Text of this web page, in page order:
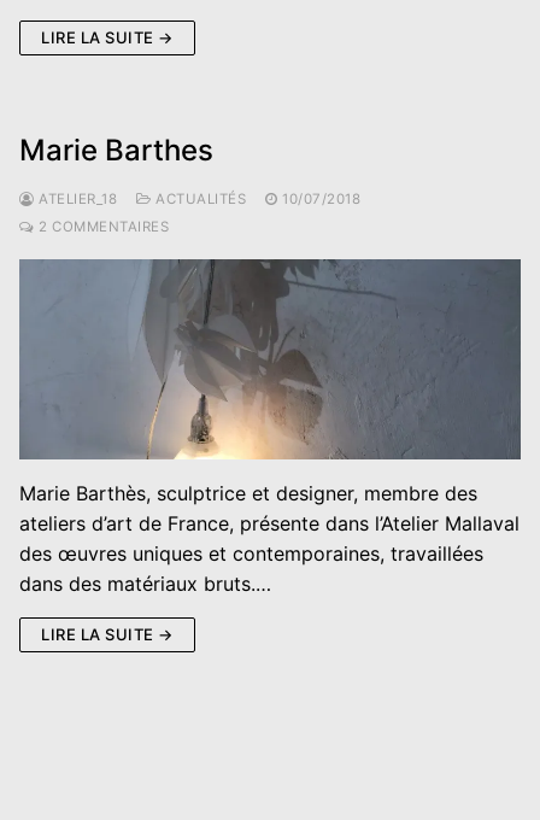
LIRE LA SUITE →
Marie Barthes
ATELIER_18 ACTUALITÉS
10/07/2018
2 COMMENTAIRES
Marie Barthès, sculptrice et designer, membre des
ateliers d’art de France, présente dans l’Atelier Mallaval
des œuvres uniques et contemporaines, travaillées
dans des matériaux bruts.…
LIRE LA SUITE →